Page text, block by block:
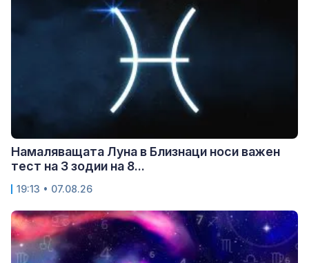
Намаляващата Луна в Близнаци носи важен
тест на 3 зодии на 8...
19:13 • 07.08.26